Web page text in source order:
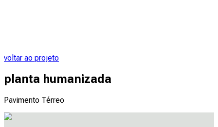
voltar ao projeto
planta humanizada
Pavimento Térreo